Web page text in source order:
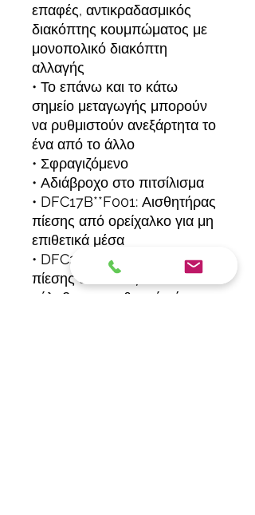
επαφές, αντικραδασμικός
διακόπτης κουμπώματος με
μονοπολικό διακόπτη
αλλαγής
• Το επάνω και το κάτω
σημείο μεταγωγής μπορούν
να ρυθμιστούν ανεξάρτητα το
ένα από το άλλο
• Σφραγιζόμενο
• Αδιάβροχο στο πιτσίλισμα
• DFC17B**F001: Αισθητήρας
πίεσης από ορείχαλκο για μη
επιθετικά μέσα
• DFC27B**F002: Αισθητήρας
πίεσης από ανοξείδωτο
χάλυβα για επιθετικά μέσα